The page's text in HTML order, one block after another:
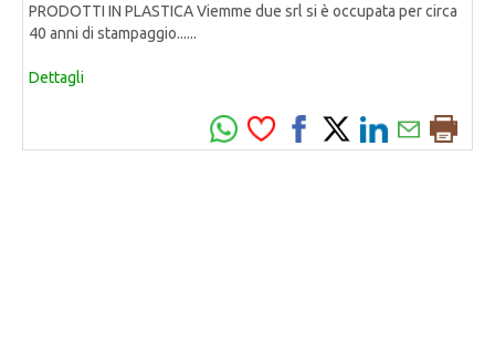
PRODOTTI IN PLASTICA Viemme due srl si è occupata per circa
40 anni di stampaggio......
Dettagli